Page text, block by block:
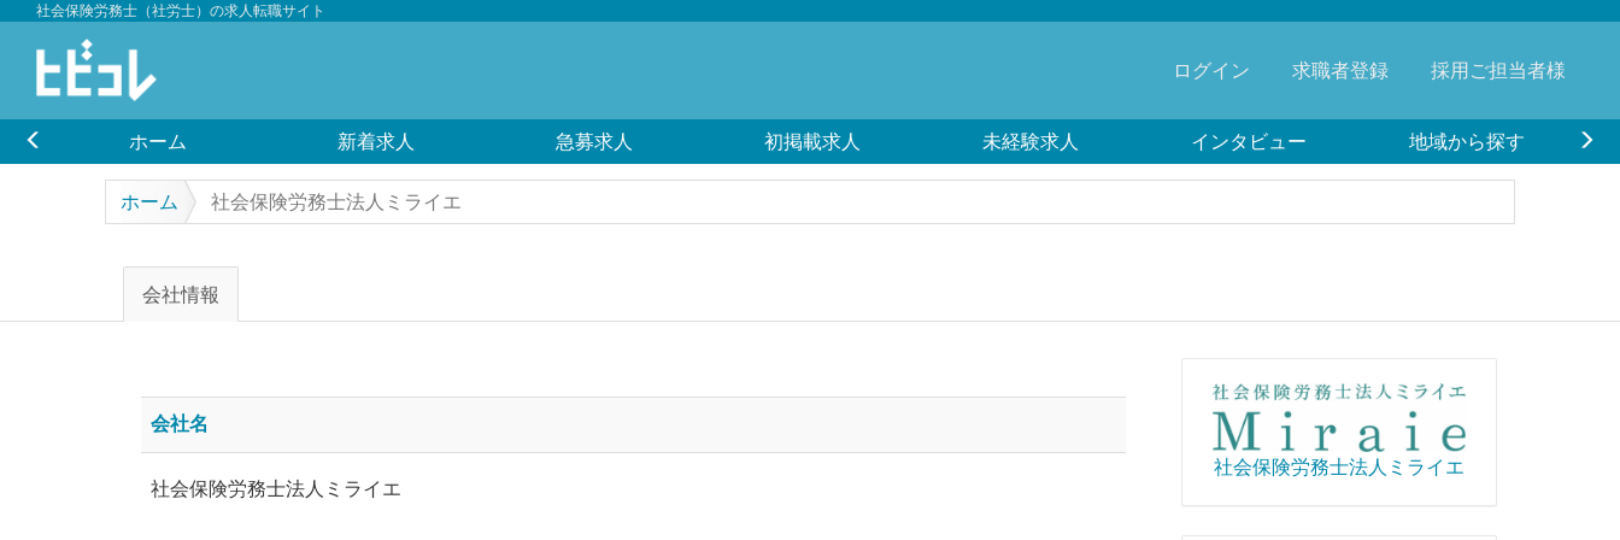
社会保険労務士（社労士）の求人転職サイト
ログイン 求職者登録 採用ご担当者様
ホーム 新着求人 急募求人 初掲載求人 未経験求人 インタビュー 地域から探す
ホーム 社会保険労務士法人ミライエ
会社情報
会社名
社会保険労務士法人ミライエ
社会保険労務士法人ミライエ